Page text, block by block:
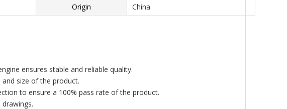
Origin China
ensures stable and reliable quality.
size of the product.
to ensure a 100% pass rate of the product.